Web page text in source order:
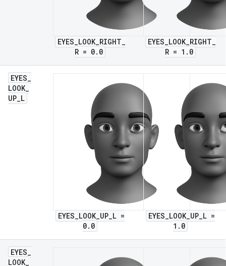
EYES_LOOK_RIGHT_
R = 0.0
EYES_LOOK_RIGHT_
R = 1.0
EYES_
LOOK_
UP_L
EYES_LOOK_UP_L =
0.0
EYES_LOOK_UP_L =
1.0
EYES_
LOOK_